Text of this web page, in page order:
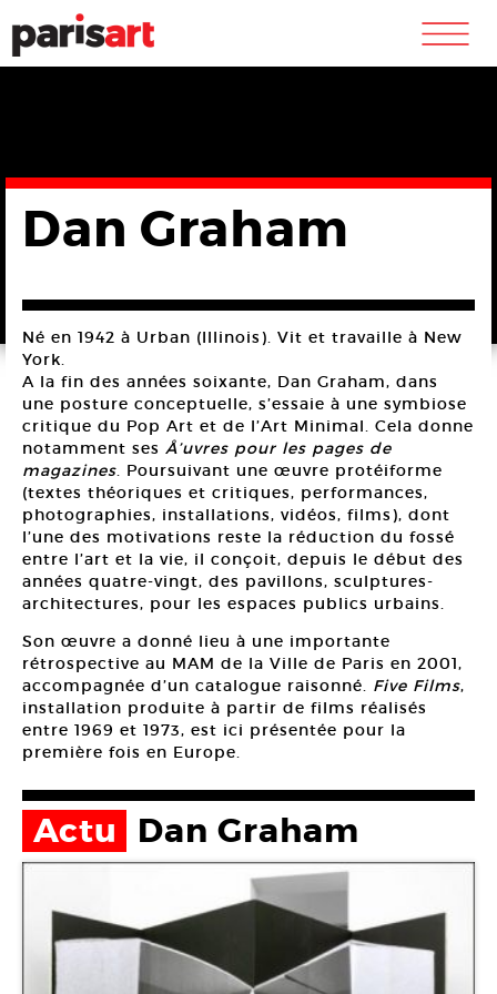
m
Dan Graham
Né en 1942 à Urban (Illinois). Vit et travaille à New
York.
A la fin des années soixante, Dan Graham, dans
une posture conceptuelle, s’essaie à une symbiose
critique du Pop Art et de l’Art Minimal. Cela donne
notamment ses Å’uvres pour les pages de
magazines. Poursuivant une œuvre protéiforme
(textes théoriques et critiques, performances,
photographies, installations, vidéos, films), dont
l’une des motivations reste la réduction du fossé
entre l’art et la vie, il conçoit, depuis le début des
années quatre-vingt, des pavillons, sculptures-
architectures, pour les espaces publics urbains.
Son œuvre a donné lieu à une importante
rétrospective au MAM de la Ville de Paris en 2001,
accompagnée d’un catalogue raisonné. Five Films,
installation produite à partir de films réalisés
entre 1969 et 1973, est ici présentée pour la
première fois en Europe.
Actu Dan Graham